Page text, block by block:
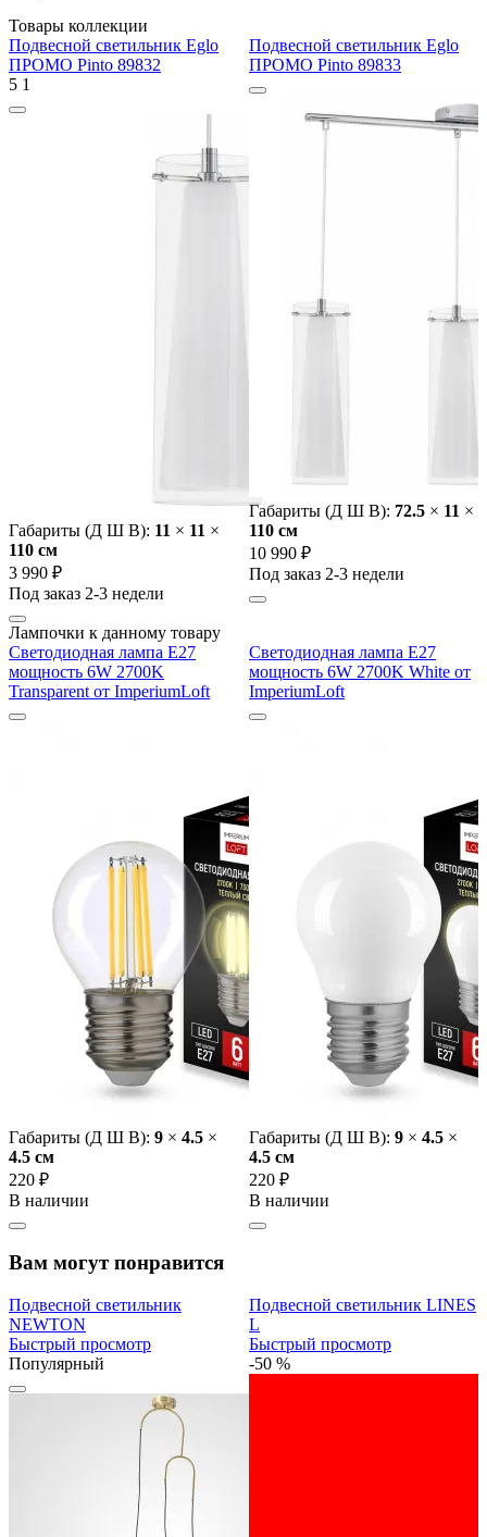
Товары коллекции
Подвесной светильник Eglo
ПРОМО Pinto 89832
5 1
Габариты (Д Ш В): 11 × 11 ×
110 cм
3 990 ₽
Под заказ 2-3 недели
Подвесной светильник Eglo
ПРОМО Pinto 89833
Габариты (Д Ш В): 72.5 × 11 ×
110 cм
10 990 ₽
Под заказ 2-3 недели
Лампочки к данному товару
Светодиодная лампа E27
мощность 6W 2700K
Transparent от ImperiumLoft
Габариты (Д Ш В): 9 × 4.5 ×
4.5 cм
220 ₽
В наличии
Светодиодная лампа E27
мощность 6W 2700K White от
ImperiumLoft
Габариты (Д Ш В): 9 × 4.5 ×
4.5 cм
220 ₽
В наличии
Вам могут понравится
Подвесной светильник
NEWTON
Быстрый просмотр
Популярный
Подвесной светильник LINES
L
Быстрый просмотр
-50 %